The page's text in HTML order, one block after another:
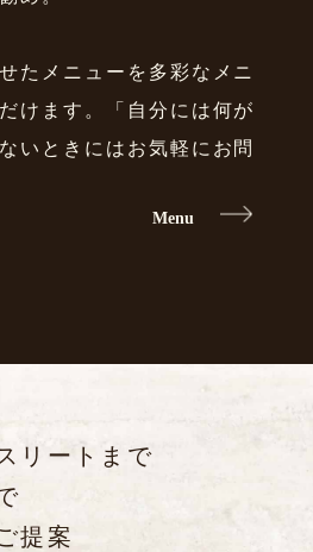
たメニューを多彩なメニ
けます。「自分には何が
いときにはお気軽にお問
Menu
リートまで
提案